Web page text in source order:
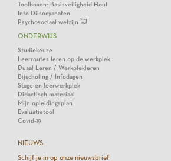
Toolboxen: Basisveiligheid Hout
Info Diisocyanaten
Psychosociaal welzijn
ONDERWIJS
Studiekeuze
Leerroutes leren op de werkplek
Duaal Leren / Werkplekleren
Bijscholing / Infodagen
Stage en leerwerkplek
Didactisch materiaal
Mijn opleidingsplan
Evaluatietool
Covid-19
NIEUWS
Schijf je in op onze nieuwsbrief